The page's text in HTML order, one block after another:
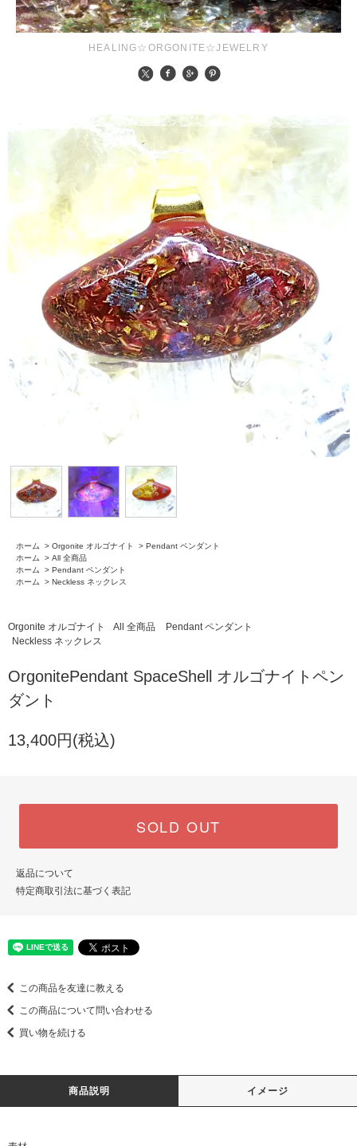
HEALING☆ORGONITE☆JEWELRY
ホーム > Orgonite オルゴナイト > Pendant ペンダント
ホーム
> All 全商品
ホーム
> Pendant ペンダント
ホーム
> Neckless ネックレス
Orgonite オルゴナイト All 全商品
Pendant ペンダント
Neckless ネックレス
OrgonitePendant SpaceShell オルゴナイトペン
ダント
13,400円(税込)
SOLD OUT
返品について
特定商取引法に基づく表記
この商品を友達に教える
この商品について問い合わせる
買い物を続ける
商品説明 イメージ